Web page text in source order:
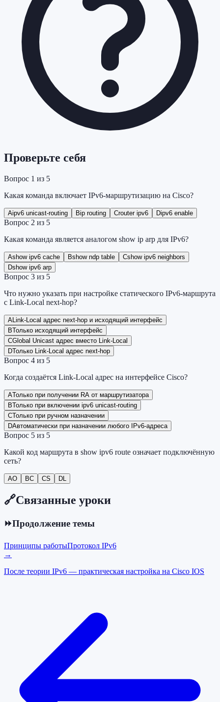
Проверьте себя
Вопрос 1 из 5
Какая команда включает IPv6-маршрутизацию на Cisco?
Aipv6 unicast-routing Bip routing Crouter ipv6 Dipv6 enable
Вопрос 2 из 5
Какая команда является аналогом show ip arp для IPv6?
Ashow ipv6 cache Bshow ndp table Cshow ipv6 neighbors
Dshow ipv6 arp
Вопрос 3 из 5
Что нужно указать при настройке статического IPv6-маршрута
с Link-Local next-hop?
A Link-Local адрес next-hop и исходящий интерфейс
BТолько исходящий интерфейс
CGlobal Unicast адрес вместо Link-Local
DТолько Link-Local адрес next-hop
Вопрос 4 из 5
Когда создаётся Link-Local адрес на интерфейсе Cisco?
AТолько при получении RA от маршрутизатора
BТолько при включении ipv6 unicast-routing
CТолько при ручном назначении
DАвтоматически при назначении любого IPv6-адреса
Вопрос 5 из 5
Какой код маршрута в show ipv6 route означает подключённую
сеть?
AO BC CS D
🔗Связанные уроки
⏩Продолжение темы
Принципы работыПротокол IPv6
→
После теории IPv6 — практическая настройка на Cisco IOS